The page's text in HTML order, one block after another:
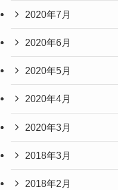
2020年7月
2020年6月
2020年5月
2020年4月
2020年3月
2018年3月
2018年2月